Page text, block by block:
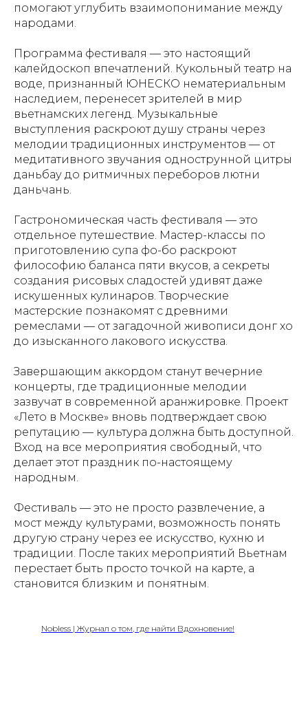
помогают углубить взаимопонимание между
народами.
Программа фестиваля — это настоящий
калейдоскоп впечатлений. Кукольный театр на
воде, признанный ЮНЕСКО нематериальным
наследием, перенесет зрителей в мир
вьетнамских легенд. Музыкальные
выступления раскроют душу страны через
мелодии традиционных инструментов — от
медитативного звучания однострунной цитры
даньбау до ритмичных переборов лютни
даньчань.
Гастрономическая часть фестиваля — это
отдельное путешествие. Мастер-классы по
приготовлению супа фо-бо раскроют
философию баланса пяти вкусов, а секреты
создания рисовых сладостей удивят даже
искушенных кулинаров. Творческие
мастерские познакомят с древними
ремеслами — от загадочной живописи донг хо
до изысканного лакового искусства.
Завершающим аккордом станут вечерние
концерты, где традиционные мелодии
зазвучат в современной аранжировке. Проект
«Лето в Москве» вновь подтверждает свою
репутацию — культура должна быть доступной.
Вход на все мероприятия свободный, что
делает этот праздник по-настоящему
народным.
Фестиваль — это не просто развлечение, а
мост между культурами, возможность понять
другую страну через ее искусство, кухню и
традиции. После таких мероприятий Вьетнам
перестает быть просто точкой на карте, а
становится близким и понятным.
Nobless | Журнал о том, где найти Вдохновение!